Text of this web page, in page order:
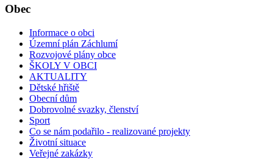
Obec
Informace o obci
Územní plán Záchlumí
Rozvojové plány obce
ŠKOLY V OBCI
AKTUALITY
Dětské hřiště
Obecní dům
Dobrovolné svazky, členství
Sport
Co se nám podařilo - realizované projekty
Životní situace
Veřejné zakázky